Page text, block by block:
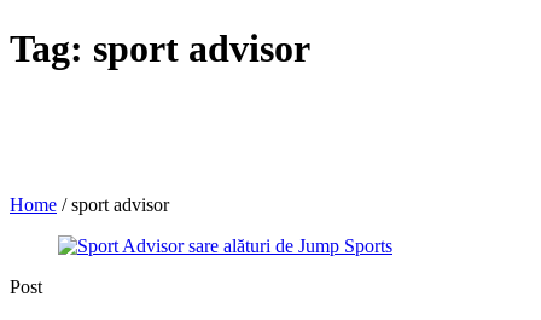
Tag: sport advisor
Home /sport advisor
Post